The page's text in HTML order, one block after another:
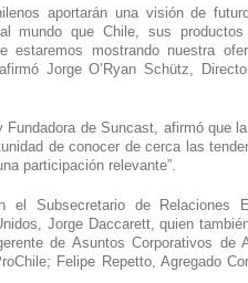
aportarán una visión de
mundo que Chile, sus
mostrando nuestra
Jorge O’Ryan Schütz,
de Suncast, afirmó que
de conocer de cerca las
participación relevante”.
Subsecretario de Relaciones
Jorge Daccarett, quien
de Asuntos Corporativos de
Felipe Repetto, Agregado